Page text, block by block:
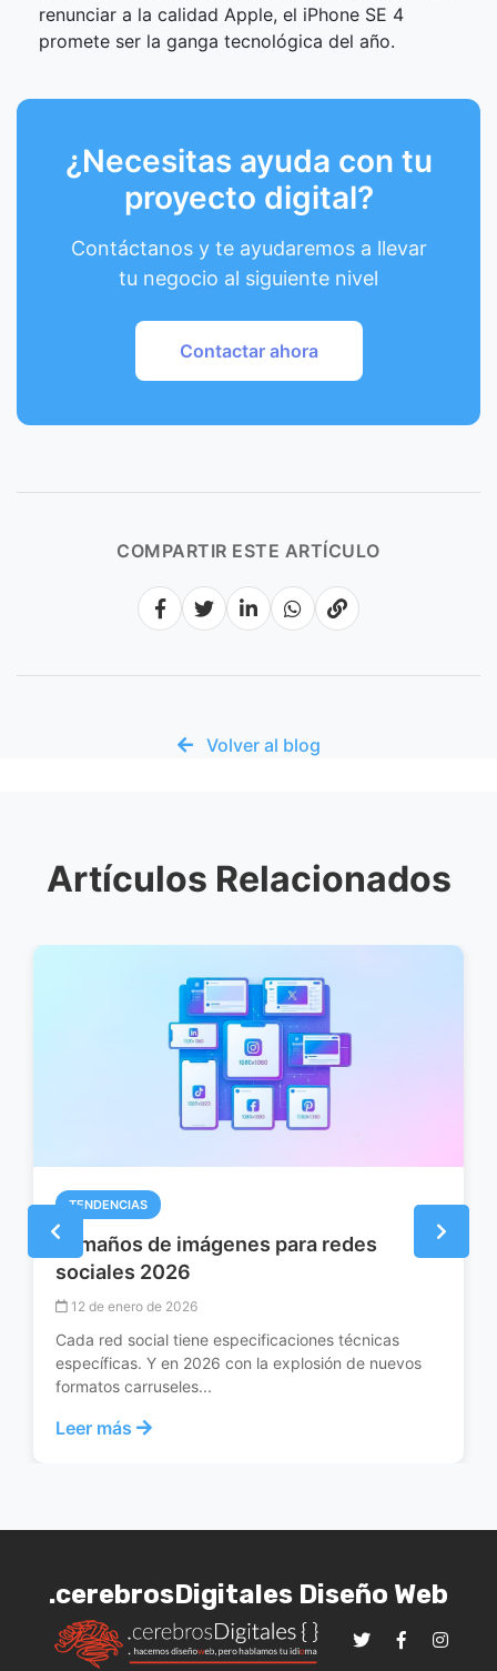
renunciar a la calidad Apple, el iPhone SE 4
promete ser la ganga tecnológica del año.
¿Necesitas ayuda con tu
proyecto digital?
Contáctanos y te ayudaremos a llevar
tu negocio al siguiente nivel
Contactar ahora
COMPARTIR ESTE ARTÍCULO
Volver al blog
Artículos Relacionados
TENDENCIAS
Tamaños de imágenes para redes
sociales 2026
12 de enero de 2026
Cada red social tiene especificaciones técnicas
específicas. Y en 2026 con la explosión de nuevos
formatos carruseles...
Leer más
.cerebrosDigitales Diseño Web